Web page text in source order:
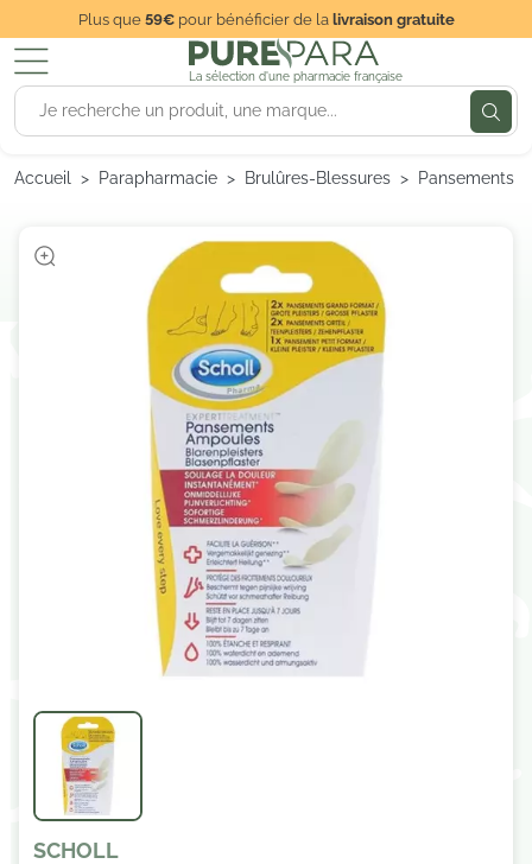
Plus que59€pour bénéficier de lalivraison gratuite
La sélection d'une pharmacie française
Accueil Parapharmacie Brulûres-Blessures Pansements
SCHOLL